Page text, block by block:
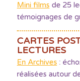
Mini films de 25
témoignages de
CARTES
LECTURES
En Archives :
réalisées autour